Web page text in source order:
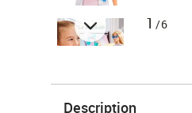
1 /6
Description